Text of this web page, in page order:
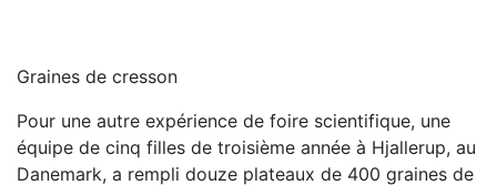
Graines de cresson
Pour une autre expérience de foire scientifique, une
équipe de cinq filles de troisième année à Hjallerup, au
Danemark, a rempli douze plateaux de 400 graines de